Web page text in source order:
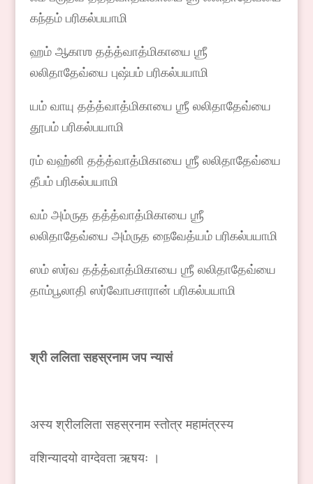
கந்தம் பரிகல்பயாமி
ஹம் ஆகாஶ தத்த்வாத்மிகாயை ஶ்ரீ
லலிதாதேவ்யை புஷ்பம் பரிகல்பயாமி
யம் வாயு தத்த்வாத்மிகாயை ஶ்ரீ லலிதாதேவ்யை
தூபம் பரிகல்பயாமி
ரம் வஹ்னி தத்த்வாத்மிகாயை ஶ்ரீ லலிதாதேவ்யை
தீபம் பரிகல்பயாமி
வம் அம்ருத தத்த்வாத்மிகாயை ஶ்ரீ
லலிதாதேவ்யை அம்ருத நைவேத்யம் பரிகல்பயாமி
ஸம் ஸர்வ தத்த்வாத்மிகாயை ஶ்ரீ லலிதாதேவ்யை
தாம்பூலாதி ஸர்வோபசாரான் பரிகல்பயாமி
श्री ललिता सहस्रनाम जप न्यासं
अस्य श्रीललिता सहस्रनाम स्तोत्र महामंत्रस्य
वशिन्यादयो वाग्देवता ऋषयः ।